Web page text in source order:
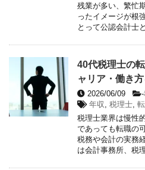
残業が多い、繁忙
ったイメージが根
とって公認会計士
40代税理士の
ャリア・働き
2026/06/09 -
年収
税理士
税理士業界は慢性
であっても転職の
税務や会計の実務
は会計事務所、税